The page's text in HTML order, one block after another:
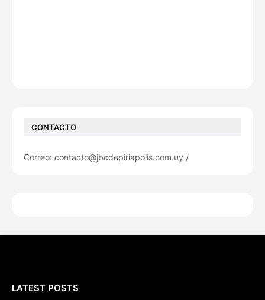
CONTACTO
Correo: contacto@jbcdepiriapolis.com.uy /
LATEST POSTS